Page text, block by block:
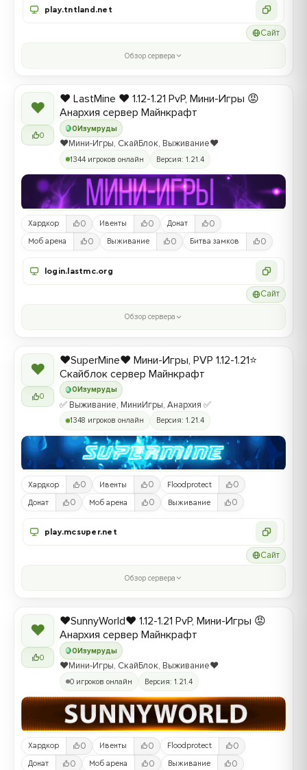
play.tntland.net
Сайт
Обзор сервера
❤
0
0Изумруды
❤️ LastMine ❤️ 1.12-1.21 PvP, Мини-Игры 😡
Анархия сервер Майнкрафт
❤️Мини-Игры, СкайБлок, Выживание❤️
1344 игроков онлайн Версия: 1.21.4
Хардкор 0 Ивенты 0 Донат 0
Моб арена 0 Выживание 0 Битва замков 0
login.lastmc.org
Сайт
Обзор сервера
❤
0
0 Изумруды
❤️SuperMine❤️ Мини-Игры, PVP 1.12-1.21⭐
Скайблок сервер Майнкрафт
✅ Выживание, МиниИгры, Анархия ✅
1348 игроков онлайн Версия: 1.21.4
Хардкор 0 Ивенты 0 Floodprotect 0
Донат 0 Моб арена 0 Выживание 0
play.mcsuper.net
Сайт
Обзор сервера
❤
0
0Изумруды
❤️SunnyWorld❤️ 1.12-1.21 PvP, Мини-Игры 😡
Анархия сервер Майнкрафт
❤️Мини-Игры, СкайБлок, Выживание❤️
0 игроков онлайн Версия: 1.21.4
Хардкор 0 Ивенты 0 Floodprotect 0
Донат 0 Моб арена 0 Выживание 0